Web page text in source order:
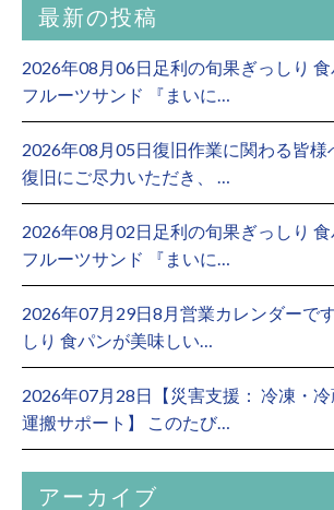
最新の投稿
2026年08月06日足利の旬果ぎっしり
フルーツサンド 『まいに…
2026年08月05日復旧作業に関わる皆様
復旧にご尽力いただき、 …
2026年08月02日足利の旬果ぎっしり
フルーツサンド 『まいに…
2026年07月29日8月営業カレンダーで
しり 食パンが美味しい…
2026年07月28日【災害支援： 冷凍・
運搬サポート】 このたび…
アーカイブ